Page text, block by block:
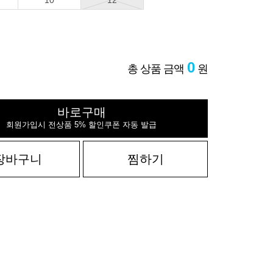
총 상품 금액 0 원
바로구매
회원가입시 전상품 5% 할인쿠폰 자동 발급
바구니 찜하기